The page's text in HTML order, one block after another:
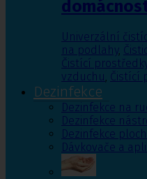
Univerzální
na podlahy,
Čistící
vzduchu, Čistící
Dezinfekce
Dezinfekce na
Dezinfekce
Dezinfekce
Dávkovače a